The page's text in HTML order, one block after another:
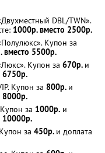
DBL/TWN».
1000р. вместо 2500р.
Купон за
вместо 5500р.
Купон за 670р. и
6750р.
Купон за 800р. и
8000р.
за 1000р. и
10000р.
за 450р. и доплата